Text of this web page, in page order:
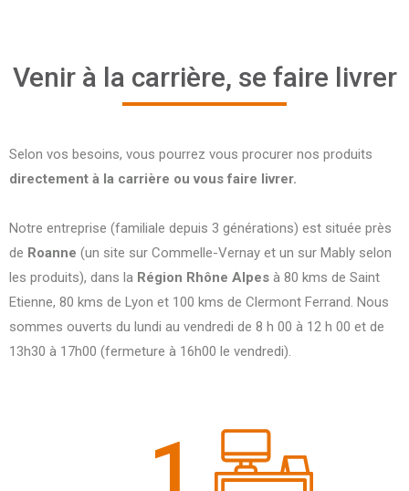
Venir à la carrière, se faire livrer
Selon vos besoins, vous pourrez vous procurer nos produits
directement à la carrière ou vous faire livrer.
Notre entreprise (familiale depuis 3 générations) est située près
de Roanne (un site sur Commelle-Vernay et un sur Mably selon
les produits), dans la Région Rhône Alpes à 80 kms de Saint
Etienne, 80 kms de Lyon et 100 kms de Clermont Ferrand. Nous
sommes ouverts du lundi au vendredi de 8 h 00 à 12 h 00 et de
13h30 à 17h00 (fermeture à 16h00 le vendredi).